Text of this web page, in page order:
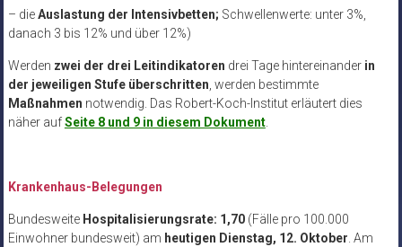
– dieAuslastung der Intensivbetten; Schwellenwerte: unter 3%,
danach 3 bis 12% und über 12%)
Werden zwei der drei Leitindikatoren drei Tage hintereinander in
der jeweiligen Stufe überschritten , werden bestimmte
Maßnahmen notwendig. Das Robert-Koch-Institut erläutert dies
näher aufSeite 8 und 9 in diesem Dokument.
Krankenhaus-Belegungen
Bundesweite Hospitalisierungsrate: 1,70 (Fälle pro 100.000
Einwohner bundesweit) am heutigen Dienstag, 12. Oktober . Am